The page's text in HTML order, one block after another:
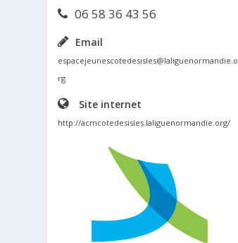
06 58 36 43 56
Email
espacejeunescotedesisles@laliguenormandie.o
rg
Site internet
http://acmcotedesisles.laliguenormandie.org/